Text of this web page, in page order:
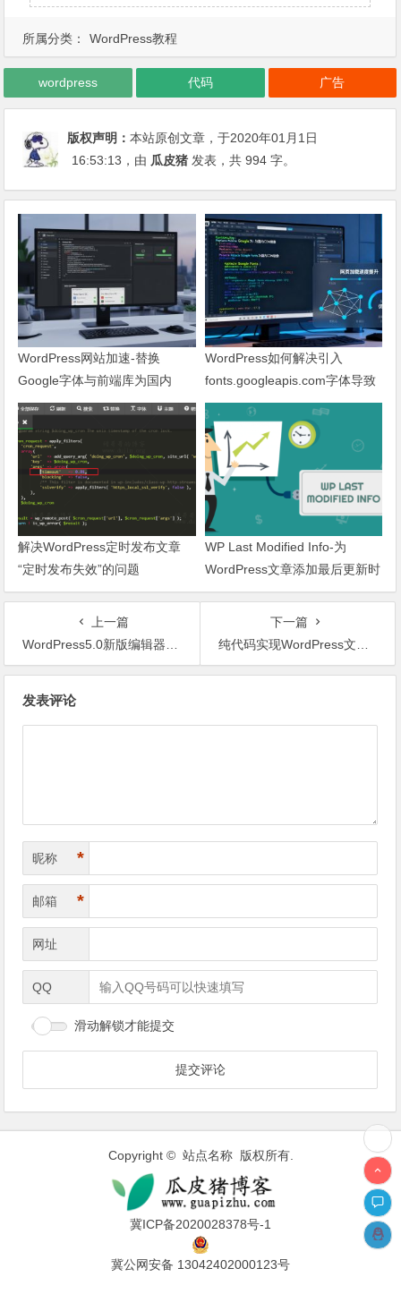
所属分类： WordPress教程
wordpress 代码 广告
版权声明：本站原创文章，于2020年01月1日
16:53:13 ，由 瓜皮猪 发表，共 994 字。
WordPress网站加速-替换
Google字体与前端库为国内
CDN镜像
WordPress如何解决引入
fonts.googleapis.com字体导致
网页响应缓慢问题
解决WordPress定时发布文章
“定时发布失效”的问题
WP Last Modified Info-为
WordPress文章添加最后更新时
间
上一篇
WordPress5.0新版编辑器换回旧版本编辑器方法
下一篇
纯代码实现WordPress文章段落中添加广告
发表评论
昵称 *
邮箱 *
网址
QQ
滑动解锁才能提交
Copyright © 站点名称 版权所有.
冀ICP备2020028378号-1
冀公网安备 13042402000123号